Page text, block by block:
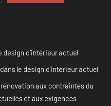
design d’intérieur actuel
le design d’intérieur actuel
aux contraintes du
et aux exigences